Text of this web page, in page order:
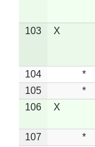
103 X
104 *
105
*
106
X
107 *